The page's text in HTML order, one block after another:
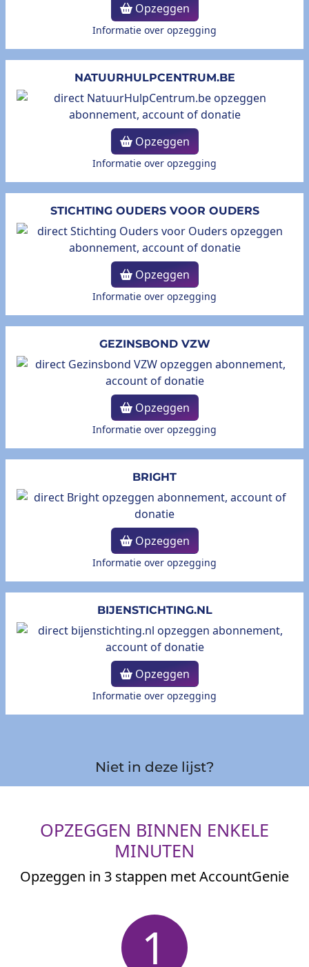
Opzeggen
Informatie over opzegging
NATUURHULPCENTRUM.BE
Opzeggen
Informatie over opzegging
STICHTING OUDERS VOOR OUDERS
Opzeggen
Informatie over opzegging
GEZINSBOND VZW
Opzeggen
Informatie over opzegging
BRIGHT
Opzeggen
Informatie over opzegging
BIJENSTICHTING.NL
Opzeggen
Informatie over opzegging
Niet in deze lijst?
OPZEGGEN BINNEN ENKELE
MINUTEN
Opzeggen in 3 stappen met AccountGenie
1